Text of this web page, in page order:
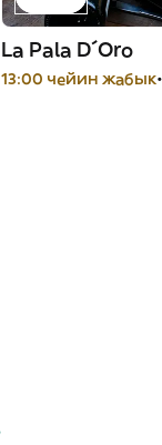
La Pala D´Oro
13:00 чейин жабык